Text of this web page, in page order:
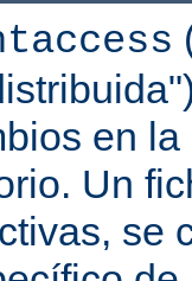
en
Un
se